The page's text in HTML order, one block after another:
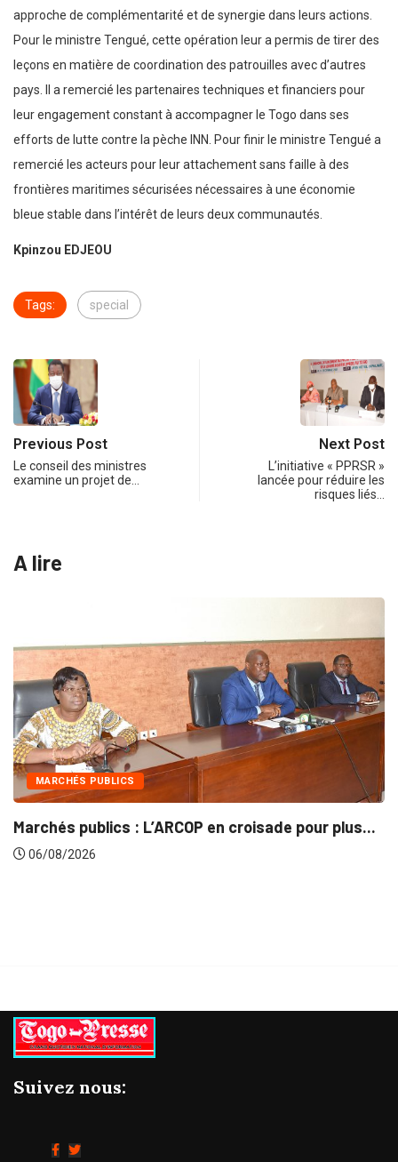
approche de complémentarité et de synergie dans leurs actions.
Pour le ministre Tengué, cette opération leur a permis de tirer des
leçons en matière de coordination des patrouilles avec d’autres
pays. Il a remercié les partenaires techniques et financiers pour
leur engagement constant à accompagner le Togo dans ses
efforts de lutte contre la pèche INN. Pour finir le ministre Tengué a
remercié les acteurs pour leur attachement sans faille à des
frontières maritimes sécurisées nécessaires à une économie
bleue stable dans l’intérêt de leurs deux communautés.
Kpinzou EDJEOU
Tags: special
Previous Post
Le conseil des ministres
examine un projet de…
Next Post
L’initiative « PPRSR »
lancée pour réduire les
risques liés…
A lire
pour plus...
INTÉGRATION RÉGIONALE
Gestion concertée et durable du
Suivez nous: